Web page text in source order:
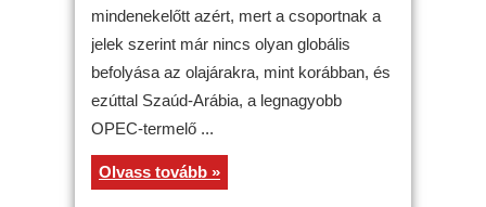
mindenekelőtt azért, mert a csoportnak a
jelek szerint már nincs olyan globális
befolyása az olajárakra, mint korábban, és
ezúttal Szaúd-Arábia, a legnagyobb
OPEC-termelő ...
Olvass tovább »